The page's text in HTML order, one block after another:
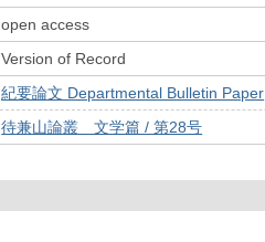
open access
Version of Record
紀要論文 Departmental Bulletin Paper
待兼山論叢 文学篇 / 第28号